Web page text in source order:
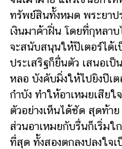
ทรัพย์สินทั้งหมด พระยาป
เงินมาค้าฝิ่น โดยที่กุหลาบ
จะสนับสนุนให้ปีเตอร์ได้
ประเสริฐก็ยื่นตัว เสนอเป็
หลอ บังคับมิ่งให้ไปยิงปีเต
กำบัง ทำให้อาเหมยเสีย
ตัวอย่างเห็นได้ชัด สุดท้า
ส่วนอาเหมยกับรื่นก็เริ่มใ
ที่สุด ทั้งสองตกลงปลงใจ